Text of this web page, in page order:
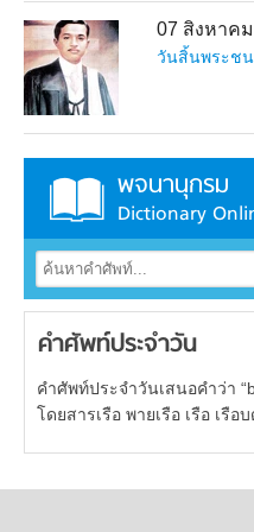
07 สิงหาค
วันสิ้นพระช
พจนานุกรม
Dictionary
คำศัพท์ประจำวัน
คำศัพท์ประจำวันเสนอคำว่า
โดยสารเรือ พายเรือ เรือ เรือ